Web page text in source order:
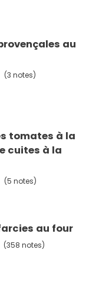
au
(3 notes)
tomates à la
cuites à la
(5 notes)
au four
(358 notes)